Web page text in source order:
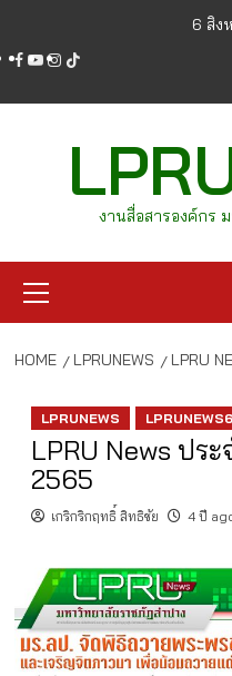
content
6 สิง
facebook
youtube
instagram
tiktok
งานสื่อสารองค์กร
Menu
HOME LPRUNEWS LPRU
LPRUNEWS
LPRU News ปร
2565
เกริกริกฤทธิ์ สิทธิชัย 4 ปี